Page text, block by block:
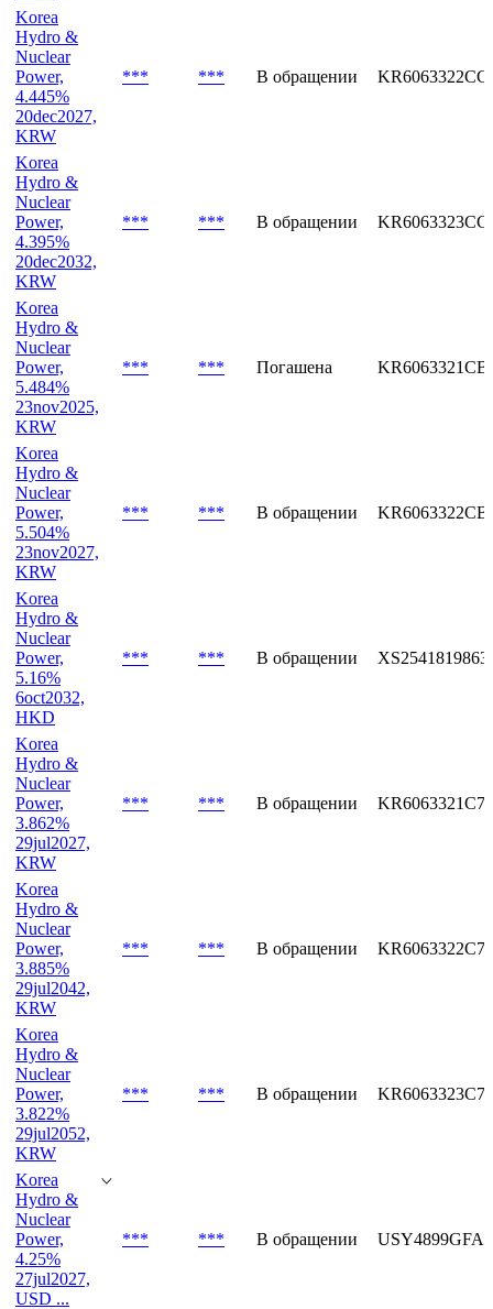
Korea
Hydro &
Nuclear
Power,
4.445%
20dec2027,
KRW
*** *** В обращении
Korea
Hydro &
Nuclear
Power,
4.395%
20dec2032,
KRW
*** *** В обращении
Korea
Hydro &
Nuclear
Power,
5.484%
23nov2025,
KRW
*** *** Погашена
Korea
Hydro &
Nuclear
Power,
5.504%
23nov2027,
KRW
*** *** В обращении
Korea
Hydro &
Nuclear
Power,
5.16%
6oct2032,
HKD
*** *** В обращении XS2541819863
Korea
Hydro &
Nuclear
Power,
3.862%
29jul2027,
KRW
*** *** В обращении KR6063321C76
Korea
Hydro &
Nuclear
Power,
3.885%
29jul2042,
KRW
*** *** В обращении KR6063322C75
Korea
Hydro &
Nuclear
Power,
3.822%
29jul2052,
KRW
*** *** В обращении KR6063323C74
Korea
Hydro &
Nuclear
Power,
4.25%
27jul2027,
USD ...
*** *** В обращении